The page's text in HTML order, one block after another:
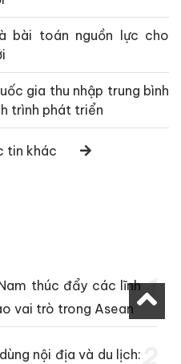
bài toán nguồn lực cho
gia thu nhập trung bình
trình phát triển
tin khác
thúc đẩy các lĩnh
vai trò trong Asean
1
nội địa và du lịch: